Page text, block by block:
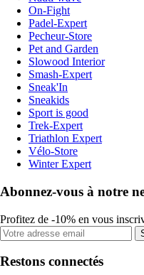
On-Fight
Padel-Expert
Pecheur-Store
Pet and Garden
Slowood Interior
Smash-Expert
Sneak'In
Sneakids
Sport is good
Trek-Expert
Triathlon Expert
Vélo-Store
Winter Expert
Abonnez-vous à notre
Profitez de -10% en vous
Restons connectés